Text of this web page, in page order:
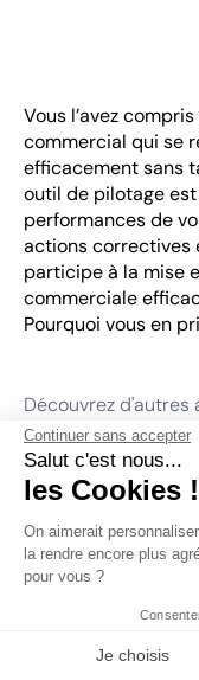
Continuer sans accepter
Salut c'est nous...
les Cookies !
On aimerait
la rendre encore plus
pour vous ?
Je choisis
Vous l’avez
commercial qui se
efficacement sans
outil de pilotage
performances de
actions correctives
participe à la mise
commerciale
Pourquoi vous en
Découvrez d'autres
Le smarketing:
marketing
l'outil
Orienter son
bon buyer
Arthur